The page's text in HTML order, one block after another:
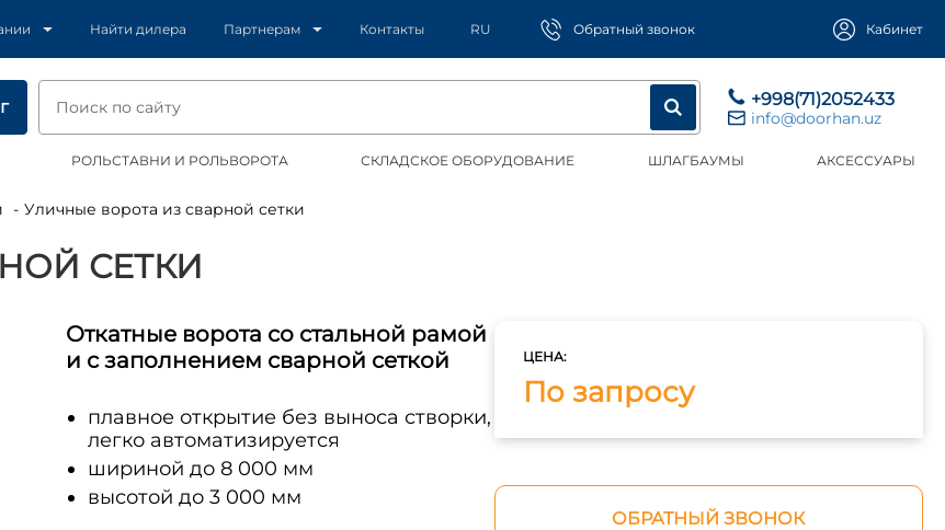
Найти дилера Партнерам Контакты RU Обратный звонок Кабинет
+998(71)2052433
info@doorhan.uz
РОЛЬСТАВНИ И РОЛЬВОРОТА СКЛАДСКОЕ ОБОРУДОВАНИЕ ШЛАГБАУМЫ АКСЕССУАРЫ
Уличные ворота из сварной сетки
СЕТКИ
Откатные ворота со стальной рамой
и с заполнением сварной сеткой
плавное открытие без выноса створки,
легко автоматизируется
шириной до 8 000 мм
высотой до 3 000 мм
ЦЕНА:
По запросу
ОБРАТНЫЙ ЗВОНОК